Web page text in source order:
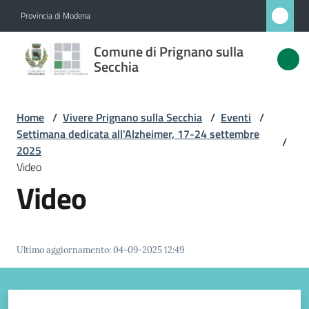
Provincia di Modena
Comune di Prignano sulla
Secchia
Comune
di
sulla
Secchia
Amministrazione
Servizi
Home / Vivere Prignano sulla Secchia / Eventi /
Settimana dedicata all'Alzheimer, 17-24 settembre
2025
/
Video
Video
Ultimo aggiornamento:04-09-2025 12:49